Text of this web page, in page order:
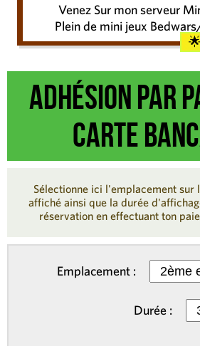
Venez Sur mon serveur
Plein de mini jeux
Adhésion par
carte
Sélectionne ici l'emplacement sur
affiché ainsi que la durée
réservation en effectuant ton
Emplacement :
Durée :